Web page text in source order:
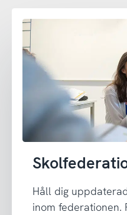
Håll dig
inom federationen.